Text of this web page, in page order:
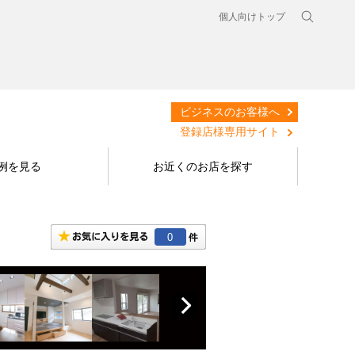
個人向けトップ
ビジネスのお客様へ
登録店様専用サイト
を見る お近くのお店を探す
0